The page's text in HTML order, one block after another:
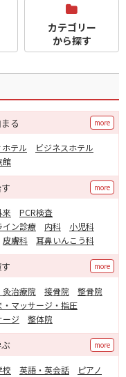
カテゴリー
から探す
る more
ホテル
ビジネスホテル
館
more
来
PCR検査
イン診療
内科
小児科
皮膚科 耳鼻いんこう科
more
灸治療院 接骨院
整骨院
・マッサージ・指圧
ージ
整体院
more
校 英語・英会話
ピアノ